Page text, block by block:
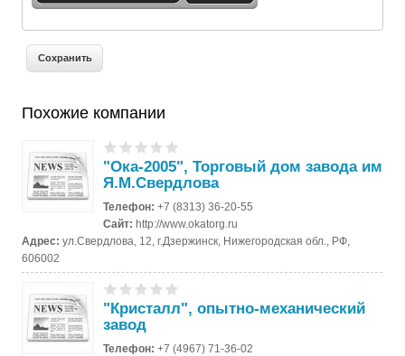
Похожие компании
"Ока-2005", Торговый дом завода им
Я.М.Свердлова
Телефон:+7 (8313) 36-20-55
Сайт:http://www.okatorg.ru
Адрес:ул.Свердлова, 12, г.Дзержинск, Нижегородская обл., РФ,
606002
"Кристалл", опытно-механический
завод
Телефон:+7 (4967) 71-36-02